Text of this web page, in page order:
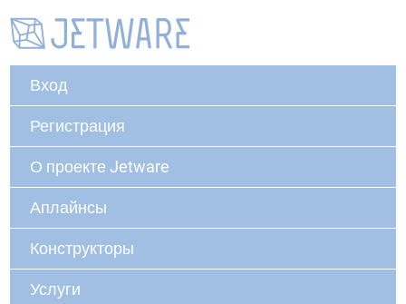
Вход
Регистрация
О проекте Jetware
Аплайнсы
Конструкторы
Услуги